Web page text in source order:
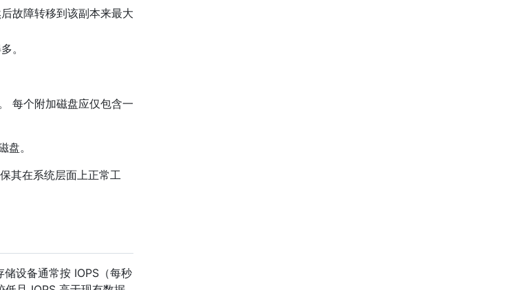
故障转移到该副本来最大
。
每个附加磁盘应仅包含一
。
其在系统层面上正常工
设备通常按 IOPS（每秒